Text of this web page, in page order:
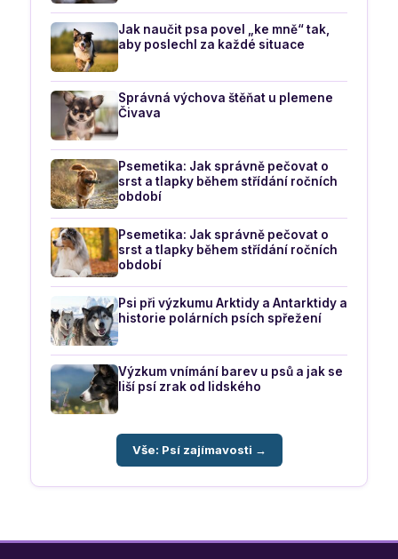
Jak naučit psa povel „ke mně“ tak,
aby poslechl za každé situace
Správná výchova štěňat u plemene
Čivava
Psemetika: Jak správně pečovat o
srst a tlapky během střídání ročních
období
Psemetika: Jak správně pečovat o
srst a tlapky během střídání ročních
období
Psi při výzkumu Arktidy a Antarktidy a
historie polárních psích spřežení
Výzkum vnímání barev u psů a jak se
liší psí zrak od lidského
Vše: Psí zajímavosti →